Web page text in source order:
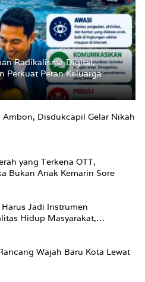
Radikalisme Digital,
Perkuat Peran Keluarga
Ambon, Disdukcapil Gelar Nikah
yang Terkena OTT,
Bukan Anak Kemarin Sore
Jadi Instrumen
Hidup Masyarakat,
RT-RW Ditetapkan Pemkot
Wajah Baru Kota Lewat